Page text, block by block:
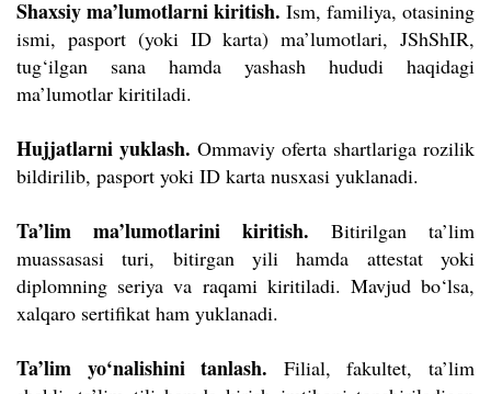
Shaxsiy ma’lumotlarni kiritish. Ism, familiya, otasining
ismi, pasport (yoki ID karta) ma’lumotlari, JShShIR,
tug‘ilgan sana hamda yashash hududi haqidagi
ma’lumotlar kiritiladi.
Hujjatlarni yuklash. Ommaviy oferta shartlariga rozilik
bildirilib, pasport yoki ID karta nusxasi yuklanadi.
Ta’lim ma’lumotlarini kiritish. Bitirilgan ta’lim
muassasasi turi, bitirgan yili hamda attestat yoki
diplomning seriya va raqami kiritiladi. Mavjud bo‘lsa,
xalqaro sertifikat ham yuklanadi.
Ta’lim yo‘nalishini tanlash. Filial, fakultet, ta’lim